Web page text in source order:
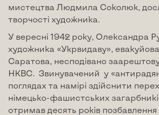
мистецтва Людмила Соколюк,
творчості художника.
У вересні 1942 року, Олександра
художника «Укрвидаву»,
Саратова, несподівано
НКВС. Звинувачений у
поглядах та намірі здійснити
німецько-фашистських
отримав десять років позбавлення